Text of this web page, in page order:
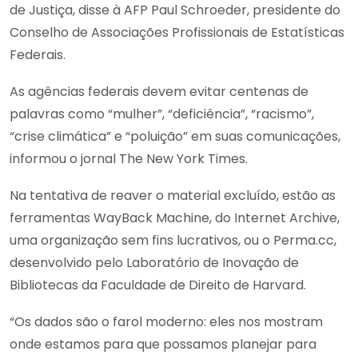
de Justiça, disse à AFP Paul Schroeder, presidente do
Conselho de Associações Profissionais de Estatísticas
Federais.
As agências federais devem evitar centenas de
palavras como “mulher”, “deficiência”, “racismo”,
“crise climática” e “poluição” em suas comunicações,
informou o jornal The New York Times.
Na tentativa de reaver o material excluído, estão as
ferramentas WayBack Machine, do Internet Archive,
uma organização sem fins lucrativos, ou o Perma.cc,
desenvolvido pelo Laboratório de Inovação de
Bibliotecas da Faculdade de Direito de Harvard.
“Os dados são o farol moderno: eles nos mostram
onde estamos para que possamos planejar para